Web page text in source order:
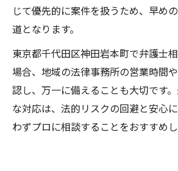
じて優先的に案件を扱うため、早め
道となります。
東京都千代田区神田岩本町で弁護士
場合、地域の法律事務所の営業時間
認し、万一に備えることも大切です
な対応は、法的リスクの回避と安心
わずプロに相談することをおすすめし